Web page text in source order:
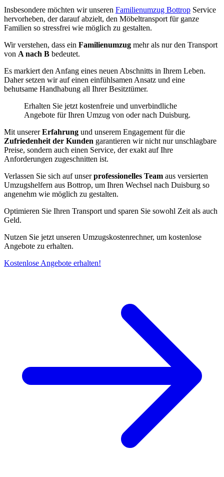
Insbesondere möchten wir unseren Familienumzug Bottrop Service
hervorheben, der darauf abzielt, den Möbeltransport für ganze
Familien so stressfrei wie möglich zu gestalten.
Wir verstehen, dass ein Familienumzug mehr als nur den Transport
von A nach B bedeutet.
Es markiert den Anfang eines neuen Abschnitts in Ihrem Leben.
Daher setzen wir auf einen einfühlsamen Ansatz und eine
behutsame Handhabung all Ihrer Besitztümer.
Erhalten Sie jetzt kostenfreie und unverbindliche
Angebote für Ihren Umzug von oder nach Duisburg.
Mit unsererErfahrung und unserem Engagement für die
Zufriedenheit der Kunden garantieren wir nicht nur unschlagbare
Preise, sondern auch einen Service, der exakt auf Ihre
Anforderungen zugeschnitten ist.
Verlassen Sie sich auf unserprofessionelles Team aus versierten
Umzugshelfern aus Bottrop, um Ihren Wechsel nach Duisburg so
angenehm wie möglich zu gestalten.
Optimieren Sie Ihren Transport und sparen Sie sowohl Zeit als auch
Geld.
Nutzen Sie jetzt unseren Umzugskostenrechner, um kostenlose
Angebote zu erhalten.
Kostenlose Angebote erhalten!